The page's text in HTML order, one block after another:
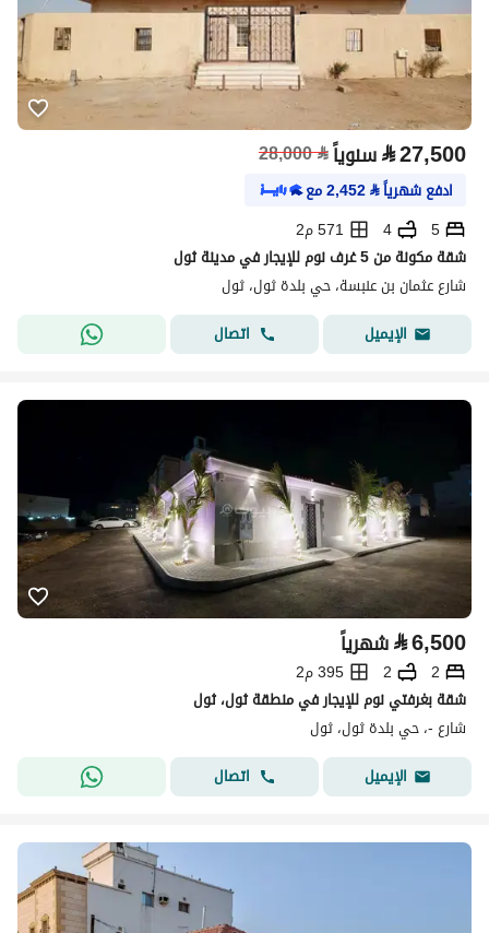
⃁27,500 سنوياً⃁
28,000
ادفع شهرياً⃁
2,452مع
5
4
571 م2
شقة مكونة من 5 غرف نوم للإيجار في مدينة ثول
شارع عثمان بن عنبسة، حي بلدة ثول، ثول
الإيميل
اتصال
⃁6,500 شهرياً
2
2
395 م2
شقة بغرفتي نوم للإيجار في منطقة ثول، ثول
شارع -، حي بلدة ثول، ثول
الإيميل
اتصال